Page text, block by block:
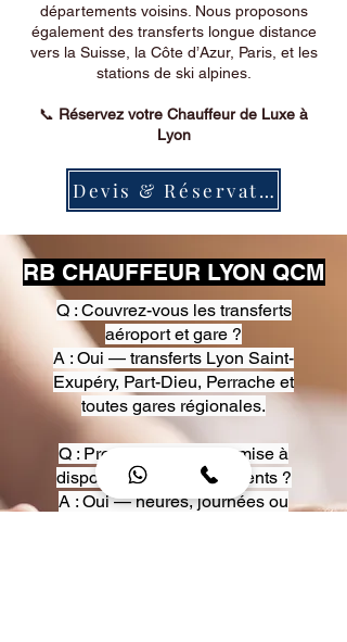
départements voisins. Nous proposons
également des transferts longue distance
vers la Suisse, la Côte d’Azur, Paris, et les
stations de ski alpines.
📞 Réservez votre Chauffeur de Luxe à
Lyon
Devis & Réservation
RB CHAUFFEUR LYON QCM
Q : Couvrez-vous les transferts
aéroport et gare ?
A : Oui — transferts Lyon Saint-
Exupéry, Part-Dieu, Perrache et
toutes gares régionales.
Q : Proposez-vous une mise à
disposition pour événements ?
A : Oui — heures, journées ou